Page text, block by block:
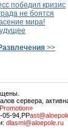
победил кризис
не боятся
мира!
>>
сервера,
05-94,PP
dlasmi@aloepole.ru